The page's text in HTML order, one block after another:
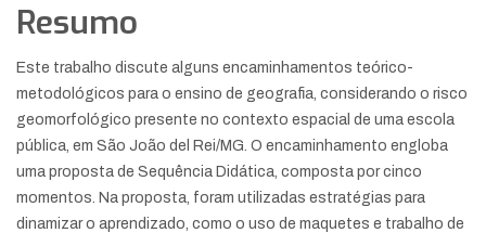
Resumo
Este trabalho discute alguns encaminhamentos teórico-
metodológicos para o ensino de geografia, considerando o risco
geomorfológico presente no contexto espacial de uma escola
pública, em São João del Rei/MG. O encaminhamento engloba
uma proposta de Sequência Didática, composta por cinco
momentos. Na proposta, foram utilizadas estratégias para
dinamizar o aprendizado, como o uso de maquetes e trabalho de